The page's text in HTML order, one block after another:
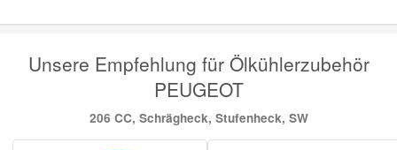
Unsere Empfehlung für Ölkühlerzubehör
PEUGEOT
206 CC, Schrägheck, Stufenheck, SW